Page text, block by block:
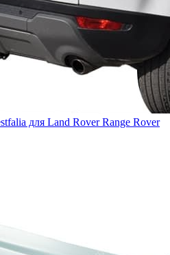
для Land Rover Range Rover